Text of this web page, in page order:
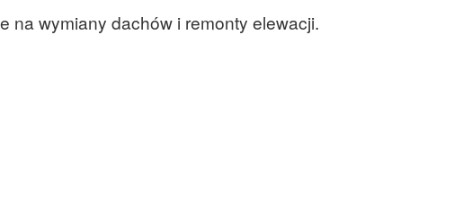
na wymiany dachów i remonty elewacji.